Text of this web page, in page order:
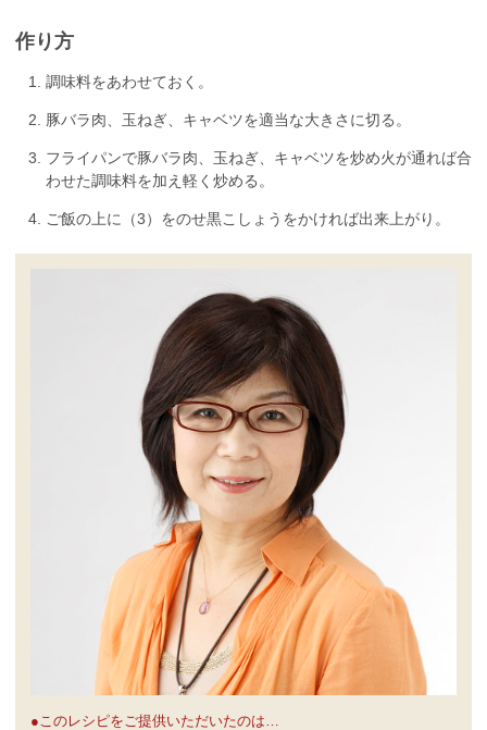
作り方
調味料をあわせておく。
豚バラ肉、玉ねぎ、キャベツを適当な大きさに切る。
フライパンで豚バラ肉、玉ねぎ、キャベツを炒め火が通れば合
わせた調味料を加え軽く炒める。
ご飯の上に（3）をのせ黒こしょうをかければ出来上がり。
●このレシピをご提供いただいたのは…